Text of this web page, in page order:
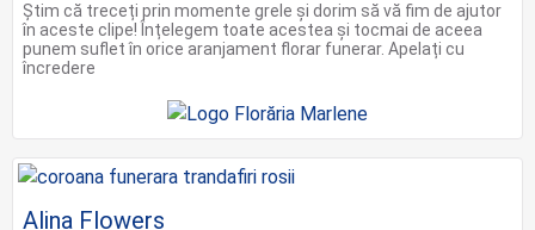
Știm că treceți prin momente grele și dorim să vă fim de ajutor
în aceste clipe! Înțelegem toate acestea și tocmai de aceea
punem suflet în orice aranjament florar funerar. Apelați cu
încredere
Alina Flowers